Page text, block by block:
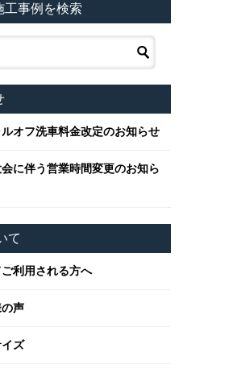
工事例を検索
ルオフ洗車料金改定のお知らせ
に伴う営業時間変更のお知ら
て
利用される方へ
声
ズ